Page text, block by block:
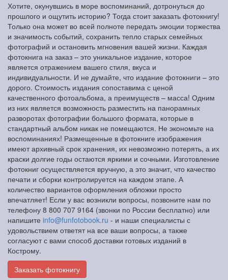
Хотите, окунувшись в море воспоминаний, дотронуться до
прошлого и ощутить историю? Тогда стоит заказать фотокнигу!
Только она может во всей полноте передать эмоции торжества
и значимость событий, сохранить тепло старых семейных
фотографий и остановить мгновения вашей жизни. Каждая
фотокнига на заказ – это уникальное издание, которое
является отражением вашего стиля, вкуса и
индивидуальности. И не думайте, что издание фотокниги – это
дорого. Стоимость издания сопоставима с ценой
качественного фотоальбома, а преимуществ – масса! Одним
из них является возможность разместить на панорамных
разворотах фотографии большого формата, которые в
стандартный альбом никак не помещаются. Не экономьте на
воспоминаниях! Размещенные в фотокниге изображения
имеют архивный срок хранения, их невозможно потерять, а их
краски долгие годы остаются яркими и сочными. Изготовление
фотокниг осуществляется вручную, а это значит, что качество
печати и сборки контролируется на каждом этапе. А
количество вариантов оформления обложки просто
впечатляет! Если у вас возникли вопросы, позвоните нам по
телефону 8 800 707 9164 (звонки по России бесплатно) или
напишите info@funfotobook.ru - и наши специалисты с
удовольствием ответят на все ваши вопросы, а также
согласуют с вами способ доставки готовых изданий в
Кострому.
Заказать фотокнигу